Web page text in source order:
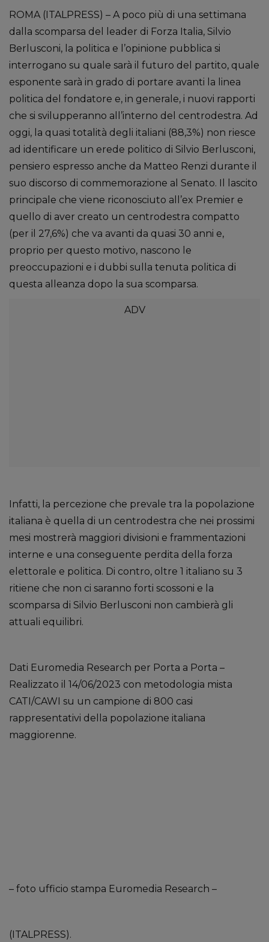
ROMA (ITALPRESS) – A poco più di una settimana
dalla scomparsa del leader di Forza Italia, Silvio
Berlusconi, la politica e l’opinione pubblica si
interrogano su quale sarà il futuro del partito, quale
esponente sarà in grado di portare avanti la linea
politica del fondatore e, in generale, i nuovi rapporti
che si svilupperanno all’interno del centrodestra. Ad
oggi, la quasi totalità degli italiani (88,3%) non riesce
ad identificare un erede politico di Silvio Berlusconi,
pensiero espresso anche da Matteo Renzi durante il
suo discorso di commemorazione al Senato. Il lascito
principale che viene riconosciuto all’ex Premier e
quello di aver creato un centrodestra compatto
(per il 27,6%) che va avanti da quasi 30 anni e,
proprio per questo motivo, nascono le
preoccupazioni e i dubbi sulla tenuta politica di
questa alleanza dopo la sua scomparsa.
Infatti, la percezione che prevale tra la popolazione
italiana è quella di un centrodestra che nei prossimi
mesi mostrerà maggiori divisioni e frammentazioni
interne e una conseguente perdita della forza
elettorale e politica. Di contro, oltre 1 italiano su 3
ritiene che non ci saranno forti scossoni e la
scomparsa di Silvio Berlusconi non cambierà gli
attuali equilibri.
Dati Euromedia Research per Porta a Porta –
Realizzato il 14/06/2023 con metodologia mista
CATI/CAWI su un campione di 800 casi
rappresentativi della popolazione italiana
maggiorenne.
– foto ufficio stampa Euromedia Research –
(ITALPRESS).